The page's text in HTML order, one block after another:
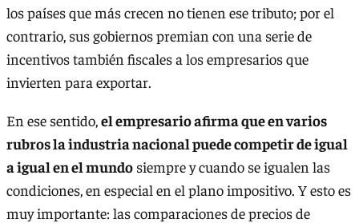
los países que más crecen no tienen ese tributo; por el
contrario, sus gobiernos premian con una serie de
incentivos también fiscales a los empresarios que
invierten para exportar.
En ese sentido,el empresario afirma que en varios
rubros la industria nacional puede competir de igual
a igual en el mundo siempre y cuando se igualen las
condiciones, en especial en el plano impositivo. Y esto es
muy importante: las comparaciones de precios de